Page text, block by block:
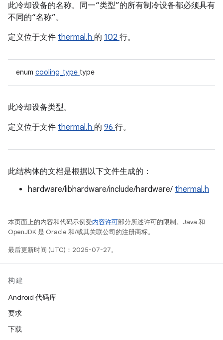
此冷却设备的名称。同一“类型”的所有制冷设备都必须具有
不同的“名称”。
定义位于文件 thermal.h 的 102 行。
enum cooling_type type
此冷却设备类型。
定义位于文件 thermal.h 的 96 行。
此结构体的文档是根据以下文件生成的：
hardware/libhardware/include/hardware/ thermal.h
本页面上的内容和代码示例受内容许可部分所述许可的限制。Java 和
OpenJDK 是 Oracle 和/或其关联公司的注册商标。
最后更新时间 (UTC)：2025-07-27。
构建
Android 代码库
要求
下载